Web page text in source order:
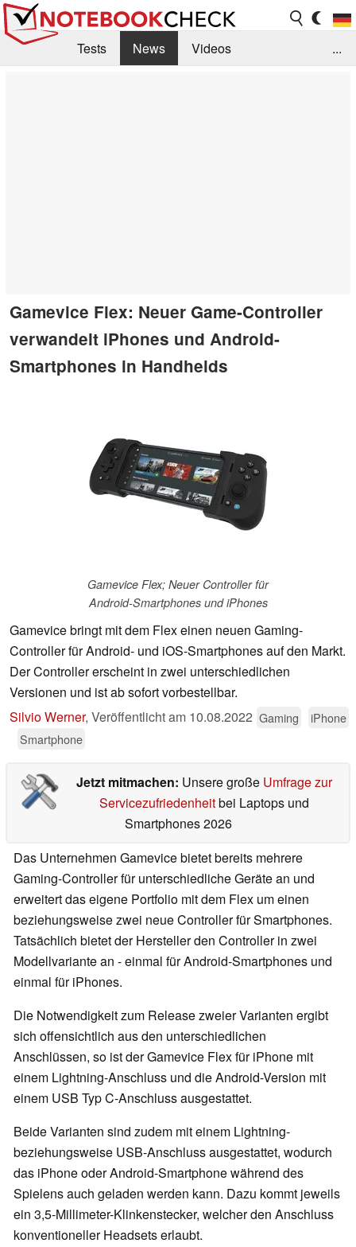
Tests News
Videos
...
Gamevice Flex: Neuer Game-Controller
verwandelt iPhones und Android-
Smartphones in Handhelds
Gamevice Flex; Neuer Controller für
Android-Smartphones und iPhones
Gamevice bringt mit dem Flex einen neuen Gaming-
Controller für Android- und iOS-Smartphones auf den Markt.
Der Controller erscheint in zwei unterschiedlichen
Versionen und ist ab sofort vorbestellbar.
Silvio Werner, Veröffentlicht am 10.08.2022 Gaming
iPhone
Smartphone
Jetzt mitmachen: Unsere große Umfrage zur
Servicezufriedenheitbei Laptops und
Smartphones 2026
Das Unternehmen Gamevice bietet bereits mehrere
Gaming-Controller für unterschiedliche Geräte an und
erweitert das eigene Portfolio mit dem Flex um einen
beziehungsweise zwei neue Controller für Smartphones.
Tatsächlich bietet der Hersteller den Controller in zwei
Modellvariante an - einmal für Android-Smartphones und
einmal für iPhones.
Die Notwendigkeit zum Release zweier Varianten ergibt
sich offensichtlich aus den unterschiedlichen
Anschlüssen, so ist der Gamevice Flex für iPhone mit
einem Lightning-Anschluss und die Android-Version mit
einem USB Typ C-Anschluss ausgestattet.
Beide Varianten sind zudem mit einem Lightning-
beziehungsweise USB-Anschluss ausgestattet, wodurch
das iPhone oder Android-Smartphone während des
Spielens auch geladen werden kann. Dazu kommt jeweils
ein 3,5-Millimeter-Klinkenstecker, welcher den Anschluss
konventioneller Headsets erlaubt.